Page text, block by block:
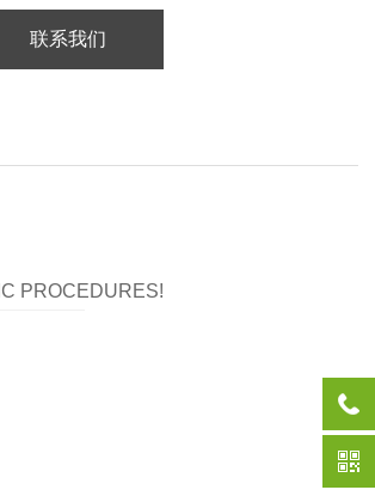
联系我们
PROCEDURES!